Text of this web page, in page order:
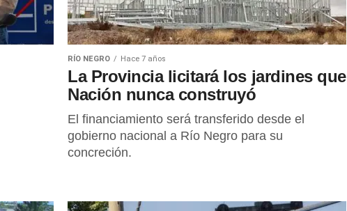
RÍO NEGRO Hace 7 años
La Provincia licitará los jardines que
Nación nunca construyó
El financiamiento será transferido desde el
gobierno nacional a Río Negro para su
concreción.